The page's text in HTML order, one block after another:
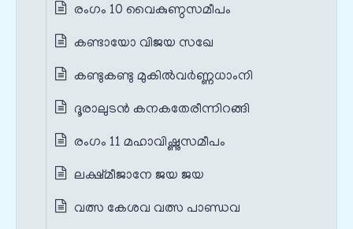
രംഗം 10 വൈകുണ്ഠസമീപം
കണ്ടായോ വിജയ സഖേ
കണ്ടുകണ്ടു മുകിൽവർണ്ണധാംനി
ദൂരാലുടൻ കനകതേരീന്നിറങ്ങി
രംഗം 11 മഹാവിഷ്ണുസമീപം
ലക്ഷ്മീജാനേ ജയ ജയ
വത്സ കേശവ വത്സ പാണ്ഡവ